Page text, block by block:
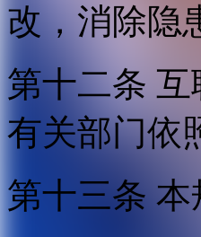
改，消除隐
第十二条
有关部门依
第十三条 本